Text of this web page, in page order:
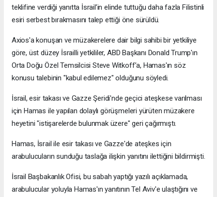
teklifine verdiği yanıtta İsrail’in elinde tuttuğu daha fazla Filistinli
esiri serbest bırakmasını talep ettiği öne sürüldü.
Axios'a konuşan ve müzakerelere dair bilgi sahibi bir yetkiliye
göre, üst düzey İsrailli yetkililer, ABD Başkanı Donald Trump'ın
Orta Doğu Özel Temsilcisi Steve Witkoff’a, Hamas'ın söz
konusu talebinin "kabul edilemez" olduğunu söyledi.
İsrail, esir takası ve Gazze Şeridi'nde geçici ateşkese varılması
için Hamas ile yapılan dolaylı görüşmeleri yürüten müzakere
heyetini "istişarelerde bulunmak üzere" geri çağırmıştı.
Hamas, İsrail ile esir takası ve Gazze'de ateşkes için
arabulucuların sunduğu taslağa ilişkin yanıtını ilettiğini bildirmişti.
İsrail Başbakanlık Ofisi, bu sabah yaptığı yazılı açıklamada,
arabulucular yoluyla Hamas'ın yanıtının Tel Aviv'e ulaştığını ve